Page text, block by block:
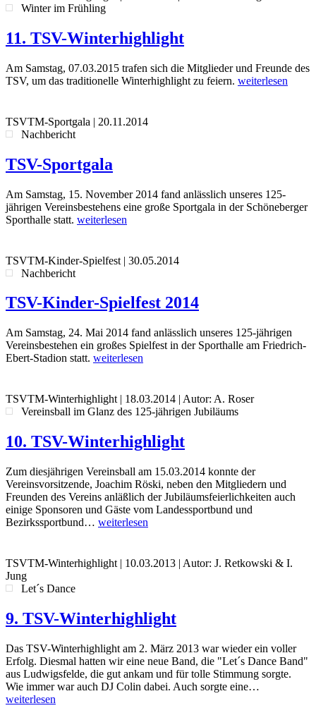
Winter im Frühling
11. TSV-Winterhighlight
Am Samstag, 07.03.2015 trafen sich die Mitglieder und Freunde des
TSV, um das traditionelle Winterhighlight zu feiern. weiterlesen
TSVTM-Sportgala | 20.11.2014
Nachbericht
TSV-Sportgala
Am Samstag, 15. November 2014 fand anlässlich unseres 125-
jährigen Vereinsbestehens eine große Sportgala in der Schöneberger
Sporthalle statt. weiterlesen
TSVTM-Kinder-Spielfest | 30.05.2014
Nachbericht
TSV-Kinder-Spielfest 2014
Am Samstag, 24. Mai 2014 fand anlässlich unseres 125-jährigen
Vereinsbestehen ein großes Spielfest in der Sporthalle am Friedrich-
Ebert-Stadion statt. weiterlesen
TSVTM-Winterhighlight | 18.03.2014 | Autor: A. Roser
Vereinsball im Glanz des 125-jährigen Jubiläums
10. TSV-Winterhighlight
Zum diesjährigen Vereinsball am 15.03.2014 konnte der
Vereinsvorsitzende, Joachim Röski, neben den Mitgliedern und
Freunden des Vereins anläßlich der Jubiläumsfeierlichkeiten auch
einige Sponsoren und Gäste vom Landessportbund und
Bezirkssportbund… weiterlesen
TSVTM-Winterhighlight | 10.03.2013 | Autor: J. Retkowski & I.
Jung
Let´s Dance
9. TSV-Winterhighlight
Das TSV-Winterhighlight am 2. März 2013 war wieder ein voller
Erfolg. Diesmal hatten wir eine neue Band, die "Let´s Dance Band"
aus Ludwigsfelde, die gut ankam und für tolle Stimmung sorgte.
Wie immer war auch DJ Colin dabei. Auch sorgte eine…
weiterlesen